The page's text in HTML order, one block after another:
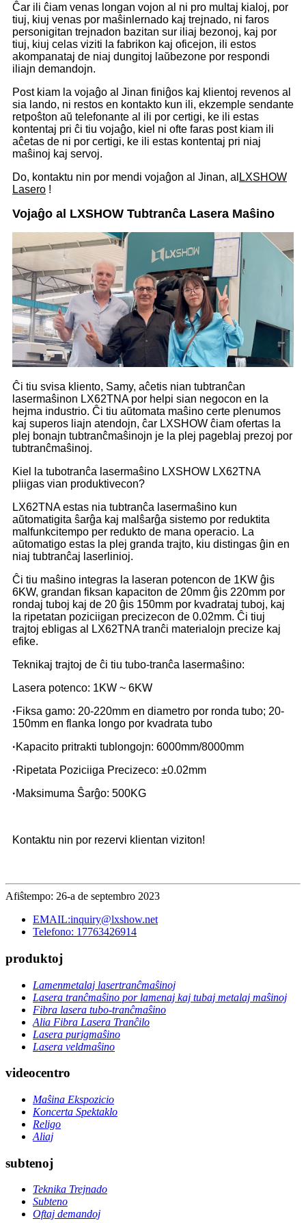
Ĉar ili ĉiam venas longan vojon al ni pro multaj kialoj, por
tiuj, kiuj venas por maŝinlernado kaj trejnado, ni faros
personigitan trejnadon bazitan sur iliaj bezonoj, kaj por
tiuj, kiuj celas viziti la fabrikon kaj oficejon, ili estos
akompanataj de niaj dungitoj laŭbezone por respondi
iliajn demandojn.
Post kiam la vojaĝo al Jinan finiĝos kaj klientoj revenos al
sia lando, ni restos en kontakto kun ili, ekzemple sendante
retpoŝton aŭ telefonante al ili por certigi, ke ili estas
kontentaj pri ĉi tiu vojaĝo, kiel ni ofte faras post kiam ili
aĉetas de ni por certigi, ke ili estas kontentaj pri niaj
maŝinoj kaj servoj.
Do, kontaktu nin por mendi vojaĝon al Jinan, al LXSHOW
Lasero !
Vojaĝo al LXSHOW Tubtranĉa Lasera Maŝino
Ĉi tiu svisa kliento, Samy, aĉetis nian tubtranĉan
lasermaŝinon LX62TNA por helpi sian negocon en la
hejma industrio. Ĉi tiu aŭtomata maŝino certe plenumos
kaj superos liajn atendojn, ĉar LXSHOW ĉiam ofertas la
plej bonajn tubtranĉmaŝinojn je la plej pageblaj prezoj por
tubtranĉmaŝinoj.
Kiel la tubotranĉa lasermaŝino LXSHOW LX62TNA
pliigas vian produktivecon?
LX62TNA estas nia tubtranĉa lasermaŝino kun
aŭtomatigita ŝarĝa kaj malŝarĝa sistemo por reduktita
malfunkcitempo per redukto de mana operacio. La
aŭtomatigo estas la plej granda trajto, kiu distingas ĝin en
niaj tubtranĉaj laserlinioj.
Ĉi tiu maŝino integras la laseran potencon de 1KW ĝis
6KW, grandan fiksan kapaciton de 20mm ĝis 220mm por
rondaj tuboj kaj de 20 ĝis 150mm por kvadrataj tuboj, kaj
la ripetatan poziciigan precizecon de 0.02mm. Ĉi tiuj
trajtoj ebligas al LX62TNA tranĉi materialojn precize kaj
efike.
Teknikaj trajtoj de ĉi tiu tubo-tranĉa lasermaŝino:
Lasera potenco: 1KW ~ 6KW
·Fiksa gamo: 20-220mm en diametro por ronda tubo; 20-
150mm en flanka longo por kvadrata tubo
·Kapacito pritrakti tublongojn: 6000mm/8000mm
·Ripetata Poziciiga Precizeco: ±0.02mm
·Maksimuma Ŝarĝo: 500KG
Kontaktu nin por rezervi klientan viziton!
Afiŝtempo: 26-a de septembro 2023
EMAIL:inquiry@lxshow.net
Telefono: 17763426914
produktoj
Lamenmetalaj lasertranĉmaŝinoj
Lasera tranĉmaŝino por lamenaj kaj tubaj metalaj maŝinoj
Fibra lasera tubo-tranĉmaŝino
Alia Fibra Lasera Tranĉilo
Lasera purigmaŝino
Lasera veldmaŝino
videocentro
Maŝina Ekspozicio
Koncerta Spektaklo
Religo
Aliaj
subtenoj
Teknika Trejnado
Subteno
Oftaj demandoj